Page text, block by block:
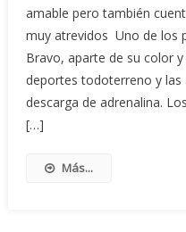
amable pero también
muy atrevidos Uno de los
Bravo, aparte de su color
deportes todoterreno y las
descarga de adrenalina.
[…]
Más...